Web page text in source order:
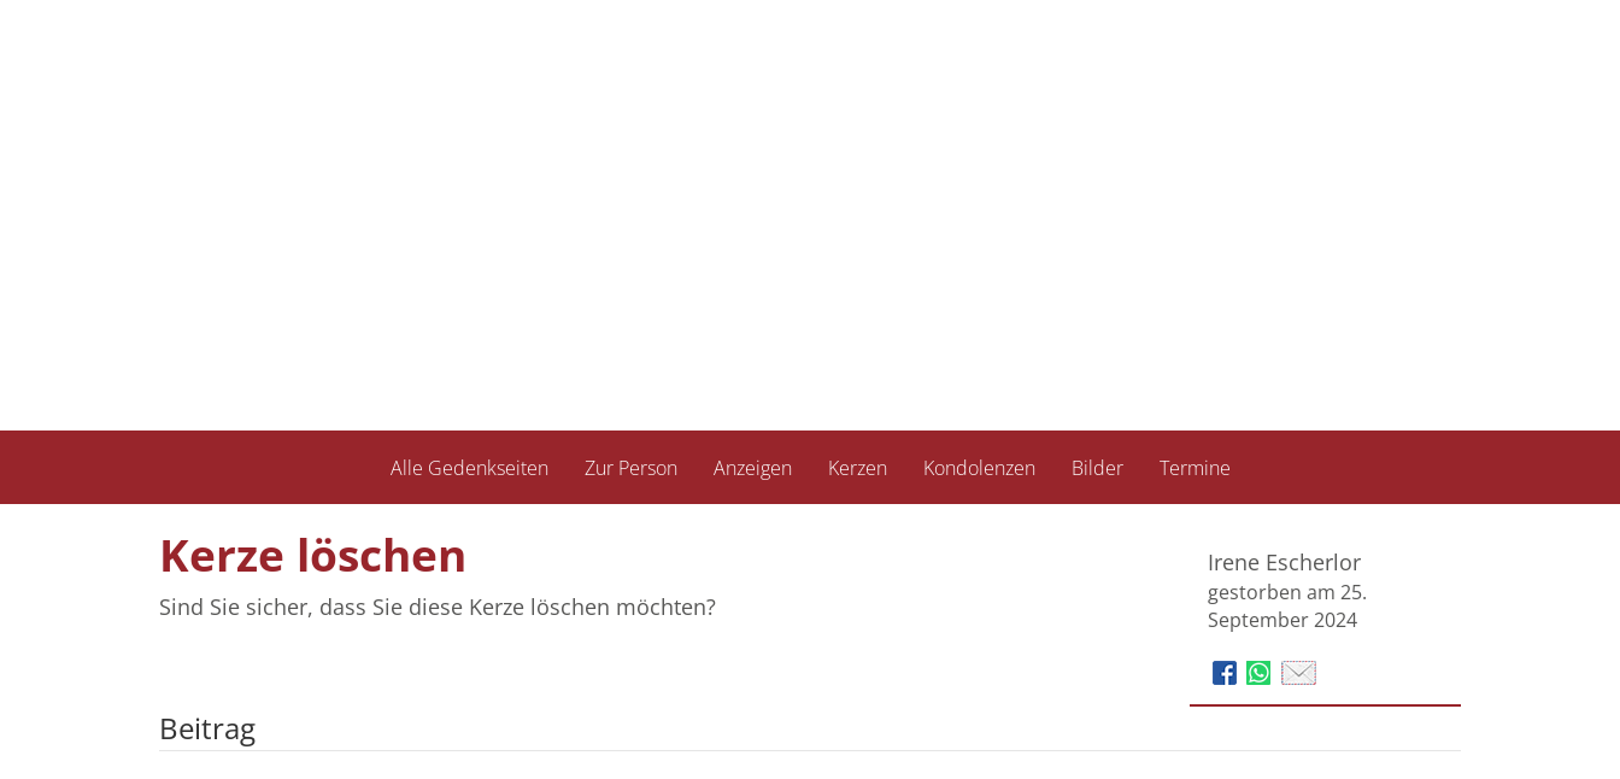
Alle Gedenkseiten Zur Person Anzeigen Kerzen Kondolenzen Bilder Termine
Kerze löschen
Sind Sie sicher, dass Sie diese Kerze löschen möchten?
Irene Escherlor
gestorben am 25.
September 2024
Beitrag